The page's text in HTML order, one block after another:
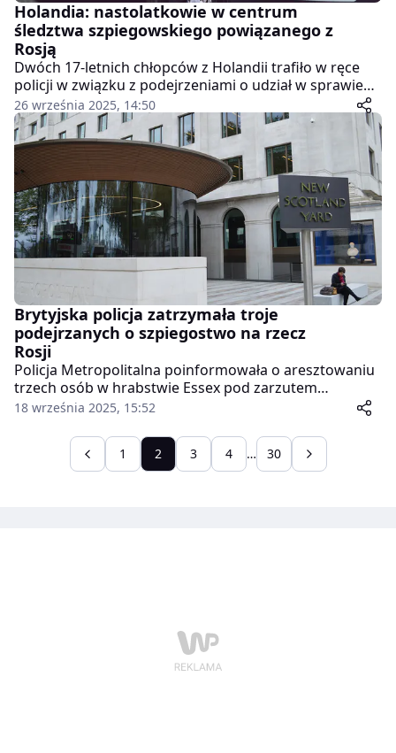
Holandia: nastolatkowie w centrum
śledztwa szpiegowskiego powiązanego z
Rosją
Dwóch 17-letnich chłopców z Holandii trafiło w ręce
policji w związku z podejrzeniami o udział w sprawie
dotyczącej ingerencji obcego państwa. Według
doniesień medialnych nastolatkowie mieli zostać
zwerbowani przez prorosyjskich hakerów za
pośrednictwem komunikatora Telegram.
26 września 2025, 14:50
Brytyjska policja zatrzymała troje
podejrzanych o szpiegostwo na rzecz
Rosji
Policja Metropolitalna poinformowała o aresztowaniu
trzech osób w hrabstwie Essex pod zarzutem
współpracy z rosyjskimi służbami wywiadowczymi.
w Grays oraz 46-letniego mężczyznę w innej lokalizacji
w tej samej okolicy.
18 września 2025, 15:52
1 2 3 4 … 30